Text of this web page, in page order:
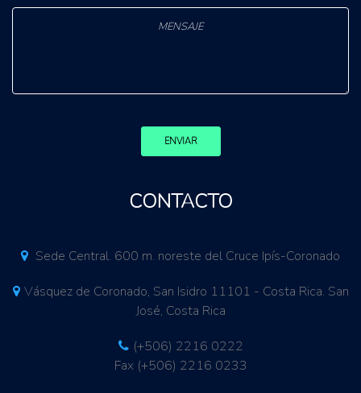
ENVIAR
CONTACTO
Sede Central. 600 m. noreste del Cruce Ipís-Coronado
Vásquez de Coronado, San Isidro 11101 - Costa Rica. San
José, Costa Rica
(+506) 2216 0222
Fax (+506) 2216 0233